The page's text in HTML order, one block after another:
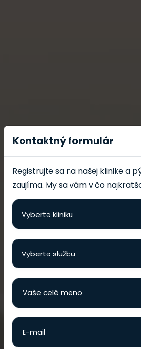
Kontaktný formulár
Registrujte sa na našej klinike a
zaujíma. My sa vám v čo
Vyberte kliniku
Vyberte službu